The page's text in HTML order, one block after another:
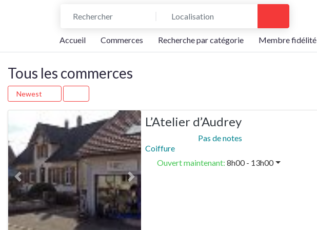
Accueil Commerces Recherche par catégorie Membre fidélité
Tous les commerces
Newest
Previous Next
L’Atelier d’Audrey
Pas de notes
Coiffure
Ouvert maintenant:8h00 - 13h00